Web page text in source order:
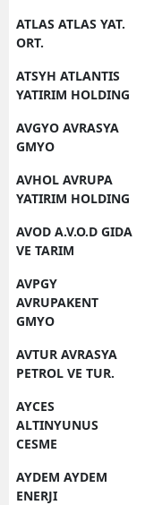
ATLAS ATLAS YAT.
ORT.
ATSYH ATLANTIS
YATIRIM HOLDING
AVGYO AVRASYA
GMYO
AVHOL AVRUPA
YATIRIM HOLDING
AVOD A.V.O.D GIDA
VE TARIM
AVPGY
AVRUPAKENT
GMYO
AVTUR AVRASYA
PETROL VE TUR.
AYCES
ALTINYUNUS
CESME
AYDEM AYDEM
ENERJI